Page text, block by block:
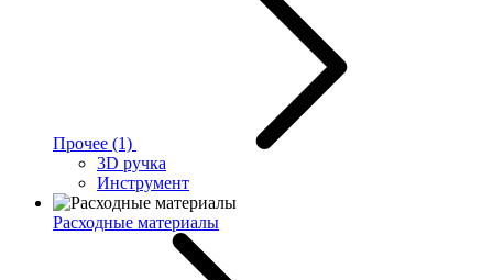
Прочее (1)
3D ручка
Инструмент
Расходные материалы